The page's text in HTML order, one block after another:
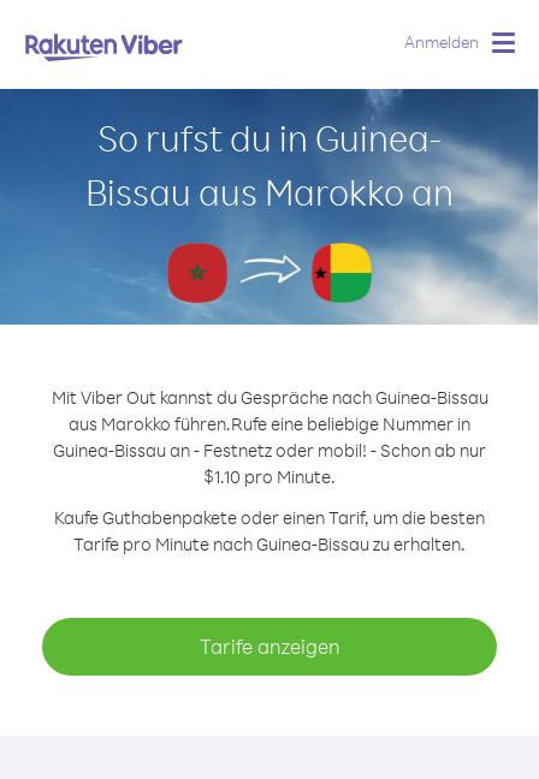
Anmelden
So rufst du in Guinea-
Bissau aus Marokko an
Mit Viber Out kannst du Gespräche nach Guinea-Bissau
aus Marokko führen.Rufe eine beliebige Nummer in
Guinea-Bissau an - Festnetz oder mobil! - Schon ab nur
$1.10 pro Minute.
Kaufe Guthabenpakete oder einen Tarif, um die besten
Tarife pro Minute nach Guinea-Bissau zu erhalten.
Tarife anzeigen